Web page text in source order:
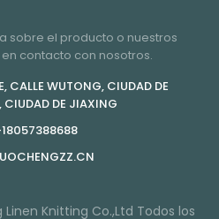
sobre el producto o nuestros
contacto con nosotros.
CALLE WUTONG, CIUDAD DE
DE JIAXING
Knitting Co.,Ltd Todos los